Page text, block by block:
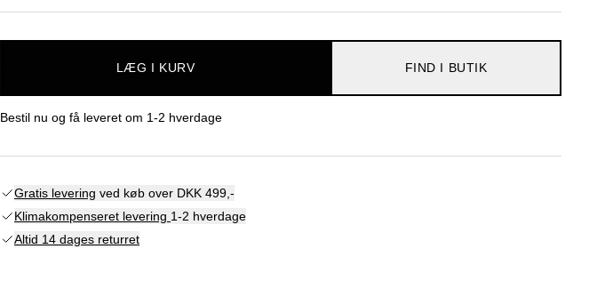
LÆG I KURV FIND I BUTIK
Bestil nu og få leveret om 1-2 hverdage
Gratis levering ved køb over DKK 499,-
Klimakompenseret levering 1-2 hverdage
Altid 14 dages returret